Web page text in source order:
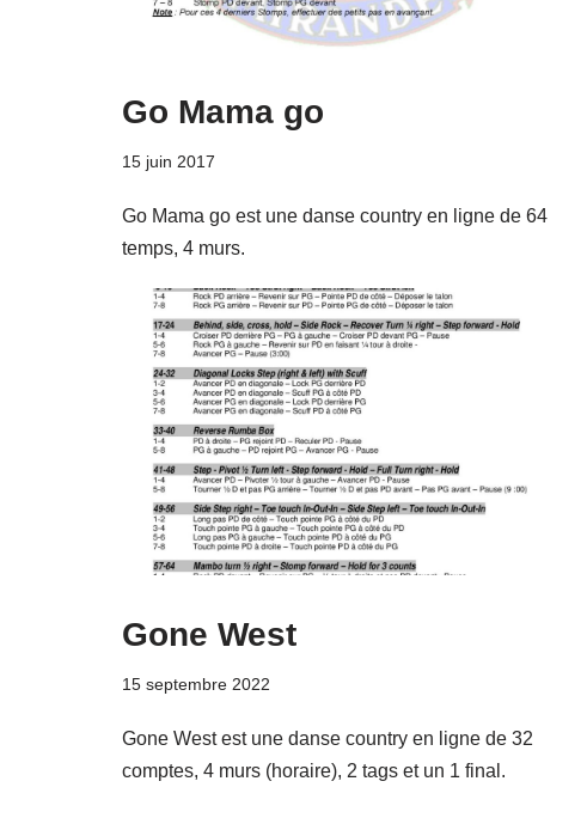
Go Mama go
15 juin 2017
Go Mama go est une danse country en ligne de 64
temps, 4 murs.
Gone West
15 septembre 2022
Gone West est une danse country en ligne de 32
comptes, 4 murs (horaire), 2 tags et un 1 final.